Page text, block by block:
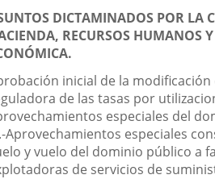
DICTAMINADOS POR LA
RECURSOS HUMANOS
inicial de la modificación
de las tasas por
especiales del
Aprovechamientos especiales
y vuelo del dominio público a
de servicios de